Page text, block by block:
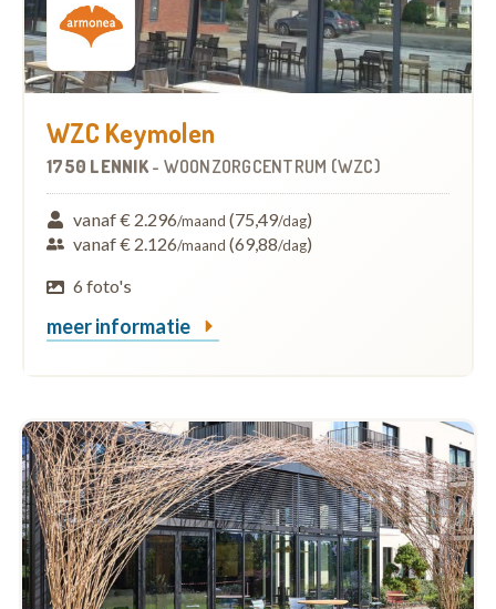
WZC Keymolen
1750 LENNIK- WOONZORGCENTRUM (WZC)
vanaf € 2.296/maand (75,49/dag)
vanaf € 2.126/maand (69,88/dag)
6 foto's
meer informatie